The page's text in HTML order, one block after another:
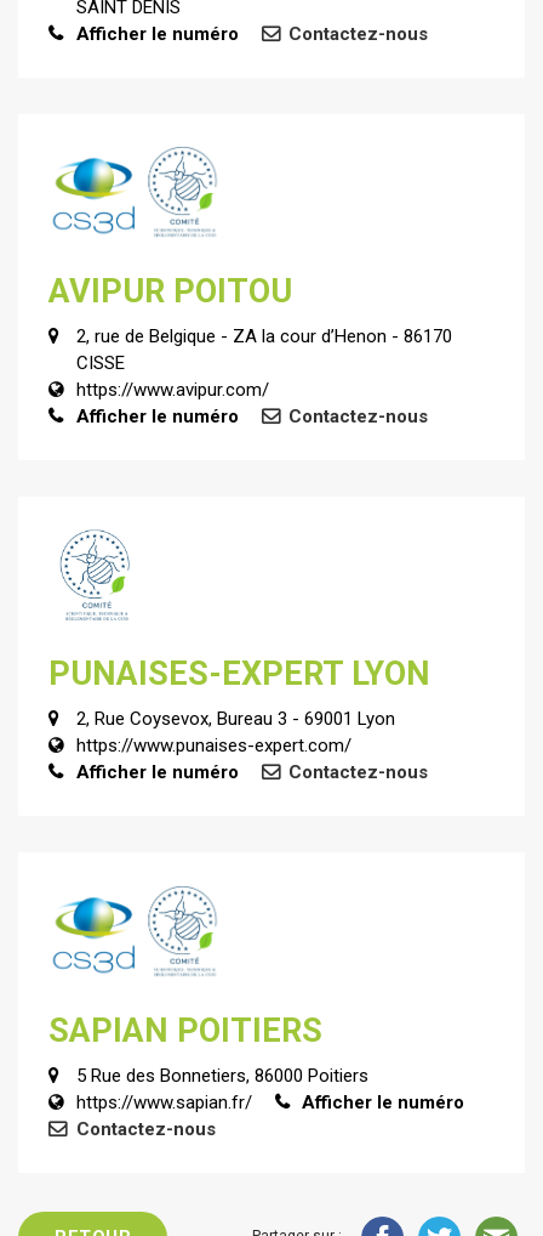
SAINT DENIS
Afficher le numéro
Contactez-nous
AVIPUR POITOU
2, rue de Belgique - ZA la cour d’Henon - 86170
CISSE
https://www.avipur.com/
Afficher le numéro
Contactez-nous
PUNAISES-EXPERT LYON
2, Rue Coysevox, Bureau 3 - 69001 Lyon
https://www.punaises-expert.com/
Afficher le numéro
Contactez-nous
SAPIAN POITIERS
5 Rue des Bonnetiers, 86000 Poitiers
https://www.sapian.fr/
Afficher le numéro
Contactez-nous